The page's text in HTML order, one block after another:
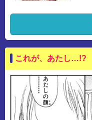
これが、あたし…!?